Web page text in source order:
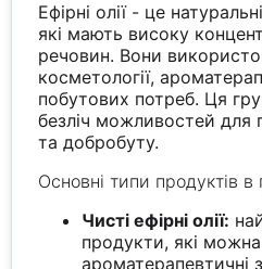
Ефірні олії - це
які мають високу
речовин. Вони
косметології,
побутових потреб. Ця
безліч можливостей
та добробуту.
Основні типи продуктів в
Чисті ефірні олії:
продукти, які
ароматерапевтичні